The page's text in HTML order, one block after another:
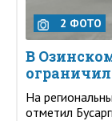
2 ФОТО
В
На
отметил